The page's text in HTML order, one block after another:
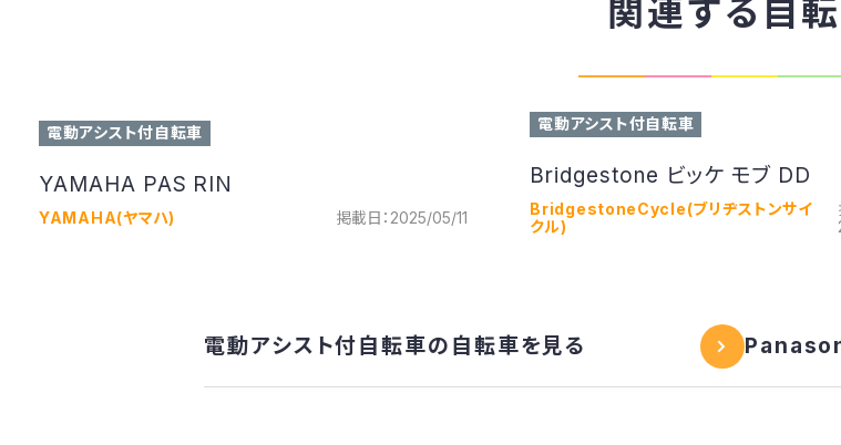
関連する自
YAMAHA PAS RIN
電動アシスト付自転車
YAMAHA(ヤマハ) 掲載日：2025/05/11
Bridgestone ビッケ モブ DD
電動アシスト付自転車
BridgestoneCycle(ブリヂストンサイ
クル)
電動アシスト付自転車の自転車を見る